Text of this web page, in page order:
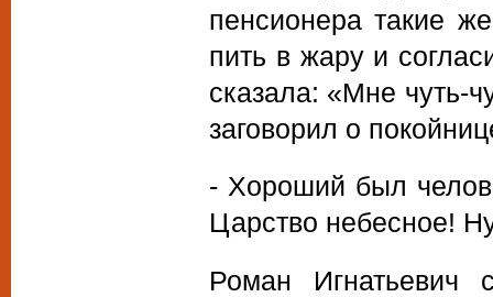
пенсионера такие
пить в жару и
сказала: «Мне чуть-
заговорил о
- Хороший был
Царство небесное!
Роман Игнатьевич